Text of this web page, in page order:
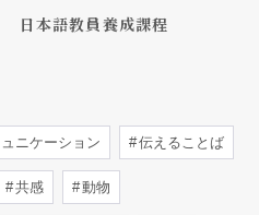
日本語教員養成課程
ニケーション 伝えることば
共感 動物